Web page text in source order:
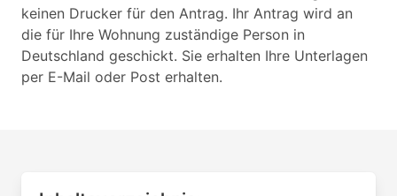
keinen Drucker für den Antrag. Ihr Antrag wird an
die für Ihre Wohnung zuständige Person in
Deutschland geschickt. Sie erhalten Ihre Unterlagen
per E-Mail oder Post erhalten.